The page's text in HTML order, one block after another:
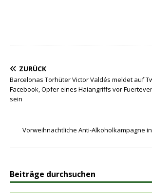
ZURÜCK
Barcelonas Torhüter Victor Valdés meldet auf
Facebook, Opfer eines Haiangriffs vor
sein
Vorweihnachtliche Anti-Alkoholkampagne
Beiträge durchsuchen